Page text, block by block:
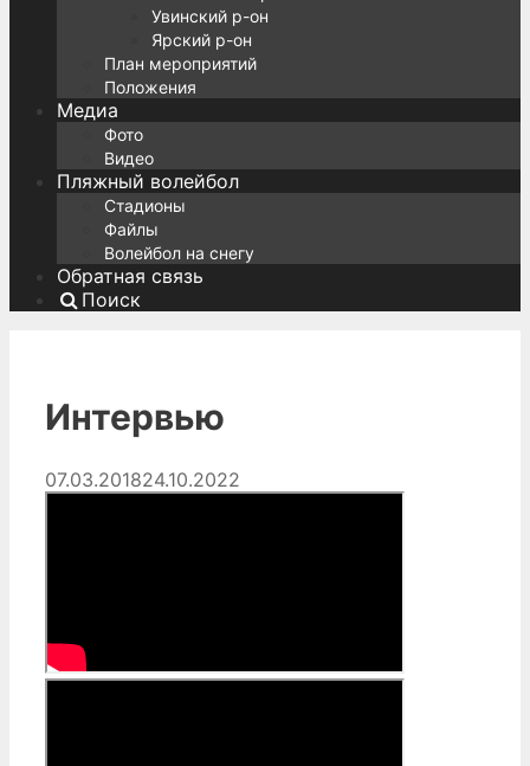
Увинский р-он
Ярский р-он
План мероприятий
Положения
Медиа
Фото
Видео
Пляжный волейбол
Стадионы
Файлы
Волейбол на снегу
Обратная связь
Поиск
Интервью
07.03.201824.10.2022